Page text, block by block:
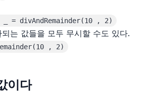
= divAndRemainder(10 , 2)
는 값들을 모두 무시할 수도 있다.
, 2)
이다